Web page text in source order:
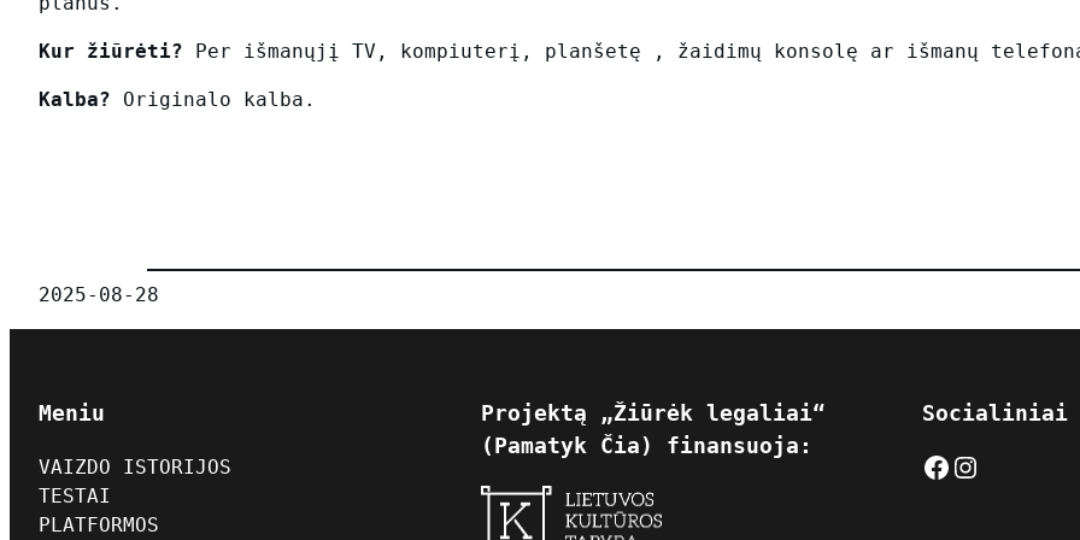
Kur žiūrėti? Per išmanųjį TV, kompiuterį, planšetę , žaidimų konsolę ar išmanų
Kalba? Originalo kalba.
2025-08-28
Meniu
VAIZDO ISTORIJOS
TESTAI
PLATFORMOS
Projektą „Žiūrėk legaliai“
(Pamatyk Čia) finansuoja:
Facebook Instagram